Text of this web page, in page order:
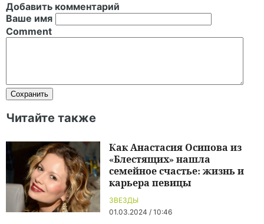
Добавить комментарий
Ваше имя
Comment
Читайте также
ЗВЕЗДЫ
01.03.2024 / 10:46
Как Анастасия Осипова из
«Блестящих» нашла
семейное счастье: жизнь и
карьера певицы